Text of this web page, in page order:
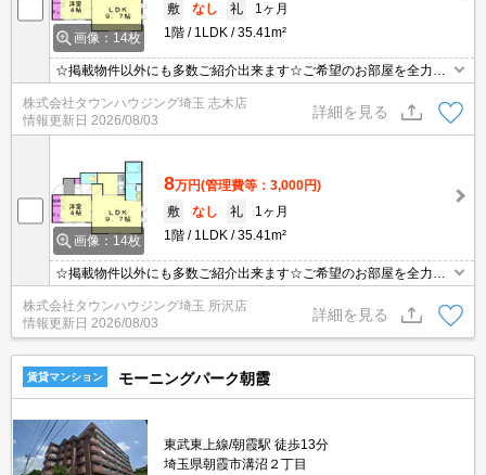
画像：14枚
敷
なし 礼
1ヶ月
1階
1LDK 35.41m²
☆掲載物件以外にも多数ご紹介出来ます☆ご希望のお部屋を全力で
お探しさせて頂きます♪
株式会社タウンハウジング埼玉 志木店
情報更新日 2026/08/03
詳細を見る
画像：14枚
8万円(管理費等：3,000円)
敷
なし 礼
1ヶ月
1階
1LDK 35.41m²
☆掲載物件以外にも多数ご紹介出来ます☆ご希望のお部屋を全力で
お探しさせて頂きます♪
株式会社タウンハウジング埼玉 所沢店
情報更新日 2026/08/03
詳細を見る
賃貸マンション モーニングパーク朝霞
東武東上線/朝霞駅 徒歩13分
埼玉県朝霞市溝沼２丁目